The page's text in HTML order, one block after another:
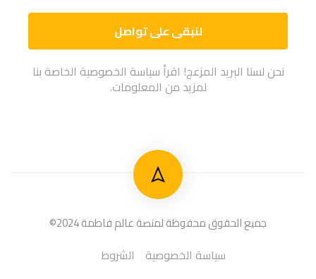
نحن لسنا البريد المزعج! اقرأ سياسة الخصوصية الخاصة بنا
لمزيد من المعلومات.
جميع الحقوق محفوظة لمنصة عالم فاطمة 2024©
سياسة الخصوصية الشروط